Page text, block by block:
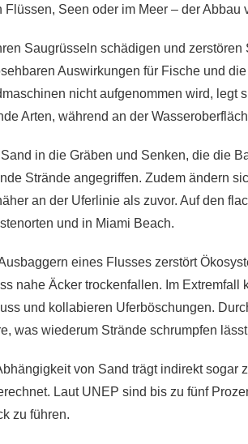
Flüssen, Seen oder im Meer – der
Saugrüsseln schädigen und
Auswirkungen für Fische und
nicht aufgenommen wird, legt
Arten, während an der
in die Gräben und Senken, die die
Strände angegriffen. Zudem ändern
an der Uferlinie als zuvor. Auf den
und in Miami Beach.
eines Flusses zerstört
nahe Äcker trockenfallen. Im
und kollabieren Uferböschungen.
was wiederum Strände schrumpfen
von Sand trägt indirekt
Laut UNEP sind bis zu fünf
zu führen.